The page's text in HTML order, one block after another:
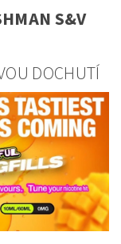
S&V
DOCHUTÍ